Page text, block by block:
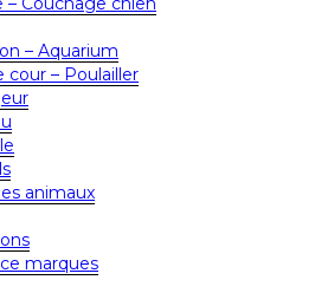
– Aquarium
cour – Poulailler
animaux
marques